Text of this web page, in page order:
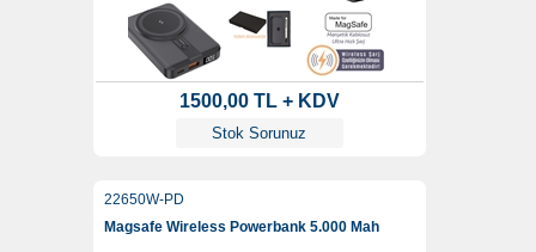
1500,00 TL + KDV
Stok Sorunuz
22650W-PD
Magsafe Wireless Powerbank 5.000 Mah